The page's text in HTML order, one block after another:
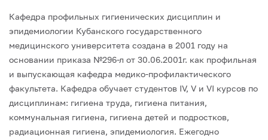
Кафедра профильных гигиенических дисциплин и
эпидемиологии Кубанского государственного
медицинского университета создана в 2001 году на
основании приказа №296-л от 30.06.2001г. как профильная
и выпускающая кафедра медико-профилактического
факультета. Кафедра обучает студентов IV, V и VI курсов по
дисциплинам: гигиена труда, гигиена питания,
коммунальная гигиена, гигиена детей и подростков,
радиационная гигиена, эпидемиология. Ежегодно